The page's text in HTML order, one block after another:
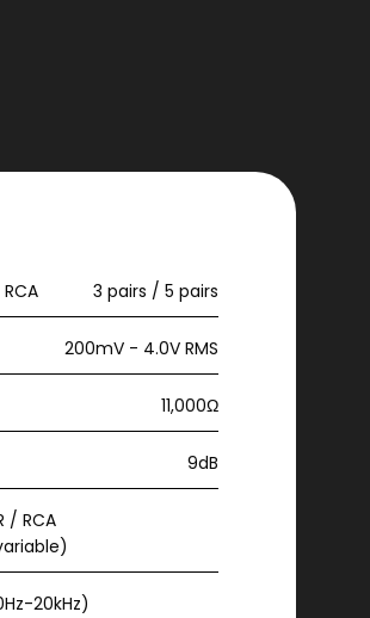
3 pairs / 5 pairs
200mV - 4.0V RMS
11,000Ω
9dB
/ RCA
20kHz)